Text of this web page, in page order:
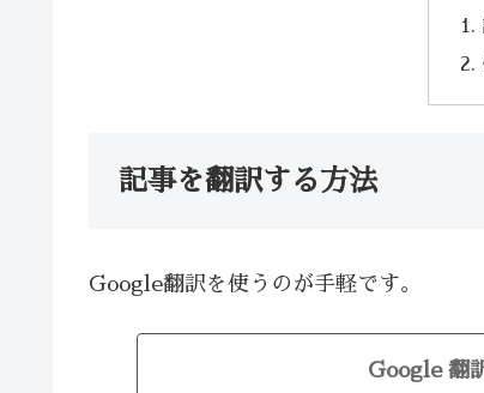
記事を翻訳する方法
Google翻訳を使うのが手軽です。
Google 翻